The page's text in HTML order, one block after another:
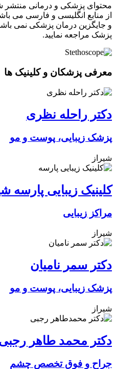
محتوای پزشکی و درمانی منتشر
از منابع انگلیسی و فارسی می
و جایگزین درمان پزشکی نمی
پزشک مراجعه نمایید.
معرفی پزشکان و کلینیک ها
دکتر راحله نظری
پزشک زیبایی، پوست و مو
شیراز
کلینیک زیبایی پارسه
مراکز زیبایی
شیراز
دکتر سمر نامیان
پزشک زیبایی، پوست و مو
شیراز
دکتر محمد طاهر
جراح و فوق تخصص چشم